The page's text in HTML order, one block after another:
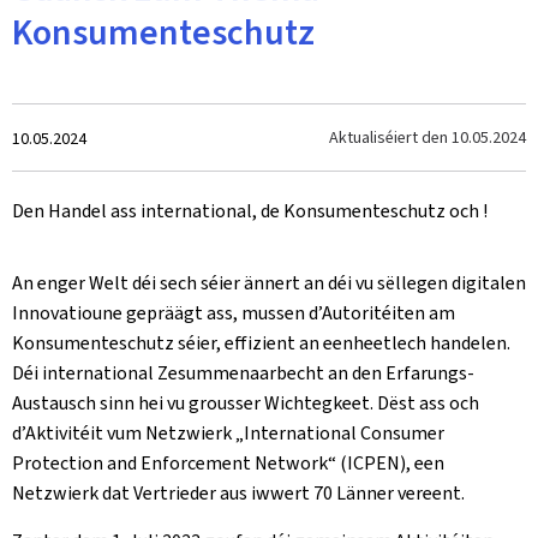
Konsumenteschutz
Created
on
10.05.2024 Aktualiséiert den 10.05.2024
Den Handel ass international, de Konsumenteschutz och !
An enger Welt déi sech séier ännert an déi vu sëllegen digitalen
Innovatioune gepräägt ass, mussen d’Autoritéiten am
Konsumenteschutz séier, effizient an eenheetlech handelen.
Déi international Zesummenaarbecht an den Erfarungs-
Austausch sinn hei vu grousser Wichtegkeet. Dëst ass och
d’Aktivitéit vum Netzwierk „International Consumer
Protection and Enforcement Network“ (ICPEN), een
Netzwierk dat Vertrieder aus iwwert 70 Länner vereent.